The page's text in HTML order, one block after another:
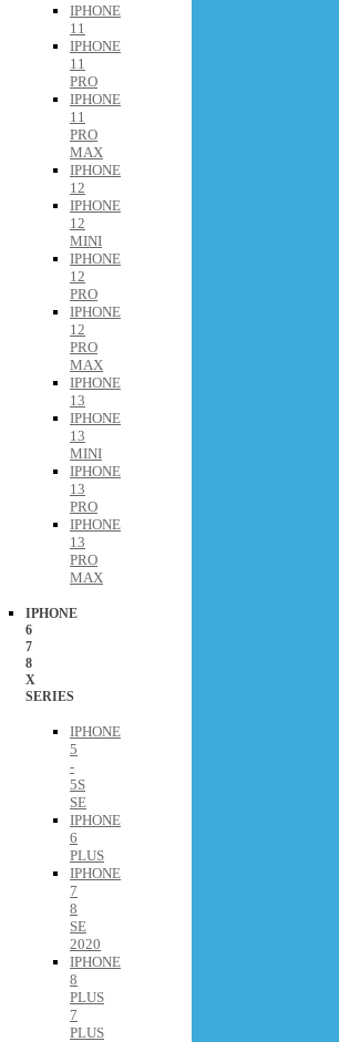
IPHONE
11
IPHONE
11
PRO
IPHONE
11
PRO
MAX
IPHONE
12
IPHONE
12
MINI
IPHONE
12
PRO
IPHONE
12
PRO
MAX
IPHONE
13
IPHONE
13
MINI
IPHONE
13
PRO
IPHONE
13
PRO
MAX
IPHONE
6
7
8
X
SERIES
IPHONE
5
-
5S
SE
IPHONE
6
PLUS
IPHONE
7
8
SE
2020
IPHONE
8
PLUS
7
PLUS